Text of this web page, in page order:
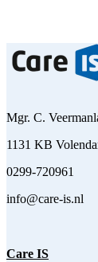
Mgr. C.
1131 KB
0299-720961
info@care-is.nl
Care IS